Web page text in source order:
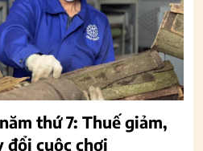
thứ 7: Thuế giảm,
đổi cuộc chơi